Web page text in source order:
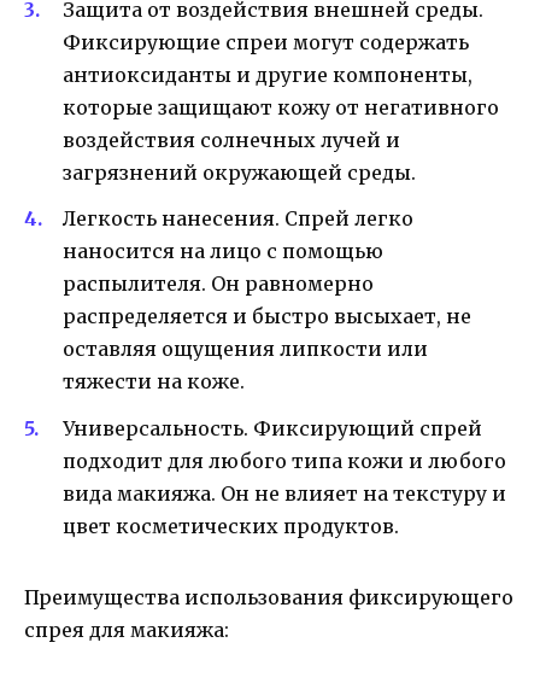
Защита от воздействия внешней среды.
Фиксирующие спреи могут содержать
антиоксиданты и другие компоненты,
которые защищают кожу от негативного
воздействия солнечных лучей и
загрязнений окружающей среды.
Легкость нанесения. Спрей легко
наносится на лицо с помощью
распылителя. Он равномерно
распределяется и быстро высыхает, не
оставляя ощущения липкости или
тяжести на коже.
Универсальность. Фиксирующий спрей
подходит для любого типа кожи и любого
вида макияжа. Он не влияет на текстуру и
цвет косметических продуктов.
Преимущества использования фиксирующего
спрея для макияжа: